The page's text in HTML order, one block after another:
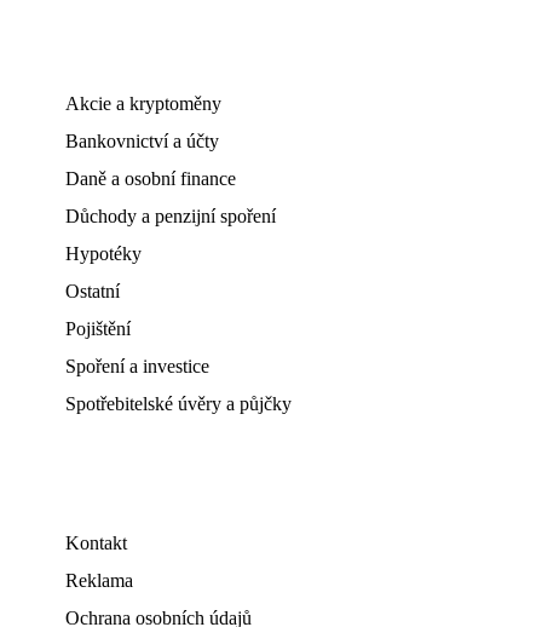
Akcie a kryptoměny
Bankovnictví a účty
Daně a osobní finance
Důchody a penzijní spoření
Hypotéky
Ostatní
Pojištění
Spoření a investice
Spotřebitelské úvěry a půjčky
Kontakt
Reklama
Ochrana osobních údajů